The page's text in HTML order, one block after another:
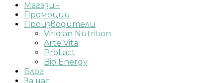
Магазин
Промоции
Производители
Viridian Nutrition
Arte Vita
ProLact
Bio Energy
Блог
За нас